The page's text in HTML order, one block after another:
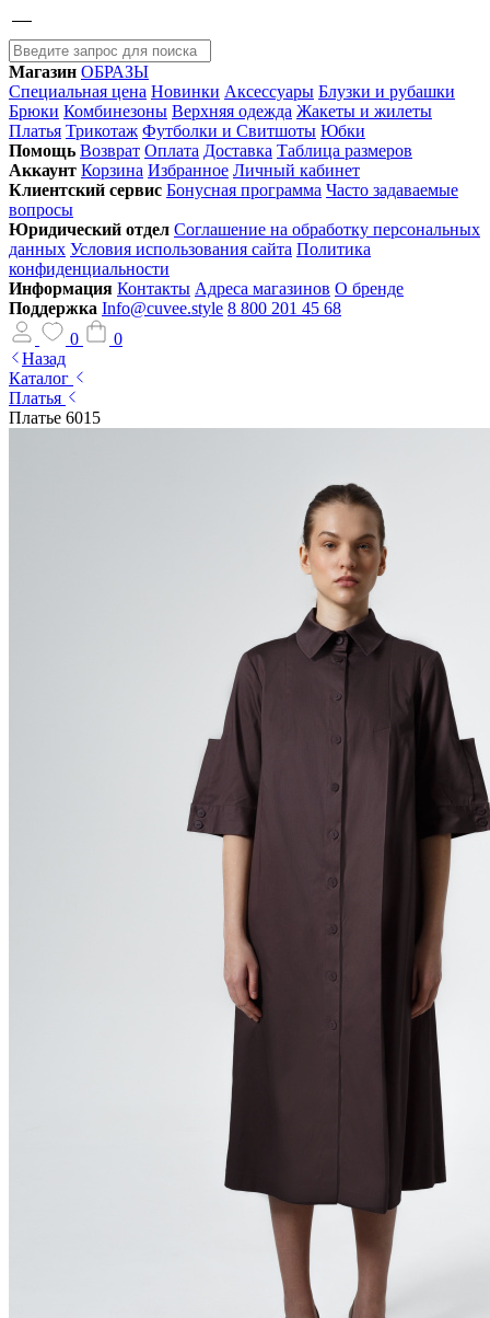
Магазин ОБРАЗЫ
Специальная цена Новинки Аксессуары Блузки и рубашки
Брюки Комбинезоны Верхняя одежда Жакеты и жилеты
Платья Трикотаж Футболки и Свитшоты Юбки
Помощь Возврат Оплата Доставка Таблица размеров
Аккаунт Корзина Избранное Личный кабинет
Клиентский сервис Бонусная программа Часто задаваемые
вопросы
Юридический отдел Соглашение на обработку персональных
данных Условия использования сайта Политика
конфиденциальности
Информация Контакты Адреса магазинов О бренде
Поддержка Info@cuvee.style 8 800 201 45 68
0
0
Назад
Каталог
Платья
Платье 6015